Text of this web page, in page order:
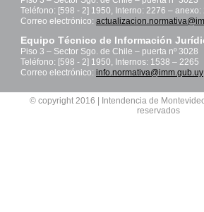
Teléfono: [598 - 2] 1950, Interno: 2276 – anexo:
Correo electrónico:
Equipo Técnico de Información
Piso 3 – Sector Sgo. de Chile – puerta nº 3028
Teléfono: [598 - 2] 1950, Internos: 1538 – 2265
Correo electrónico: info.normativa@imm.gub.uy
© copyright 2016 | Intendencia de
reservados